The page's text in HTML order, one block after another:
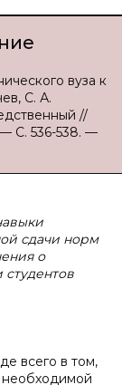
вуза к
С. А.
//
С. 536-538. —
сдачи норм
о
всего в том,
необходимой